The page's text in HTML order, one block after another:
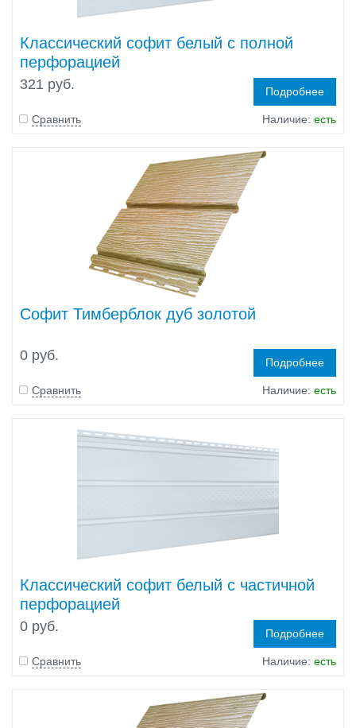
Классический софит белый c полной
перфорацией
321 руб. Подробнее
Сравнить Наличие: есть
Софит Тимберблок дуб золотой
0 руб. Подробнее
Сравнить Наличие: есть
Классический софит белый c частичной
перфорацией
0 руб. Подробнее
Сравнить Наличие: есть